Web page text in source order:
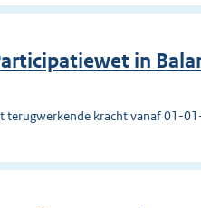
in
kracht vanaf 01-